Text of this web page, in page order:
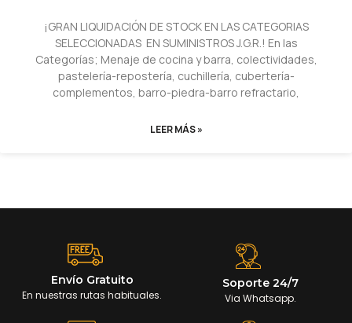
¡GRAN LIQUIDACIÓN DE STOCK EN LAS CATEGORIAS
SELECCIONADAS EN SUMINISTROS J.G.R.! En las
Categorías; Menaje de cocina y barra, colectividades,
pastelería-repostería, cuchillería, cubertería-
complementos, barro-piedra-barro refractario,
LEER MÁS »
Envío Gratuito
En nuestras rutas habituales.
Soporte 24/7
Via Whatsapp.